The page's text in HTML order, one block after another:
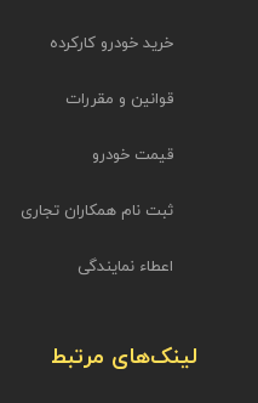
خرید خودرو کارکرده
قوانین و مقررات
قیمت خودرو
ثبت نام همکاران تجاری
اعطاء نمایندگی
لینک‌های مرتبط